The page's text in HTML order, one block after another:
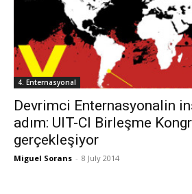
4. Enternasyonal
Devrimci Enternasyonalin
adım: UIT-CI Birleşme
gerçekleşiyor
Miguel Sorans - 8 July 2014